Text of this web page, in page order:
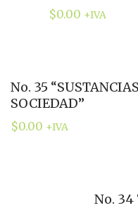
$0.00 +IVA
No. 35
SOCIEDAD”
$0.00 +IVA
No. 34